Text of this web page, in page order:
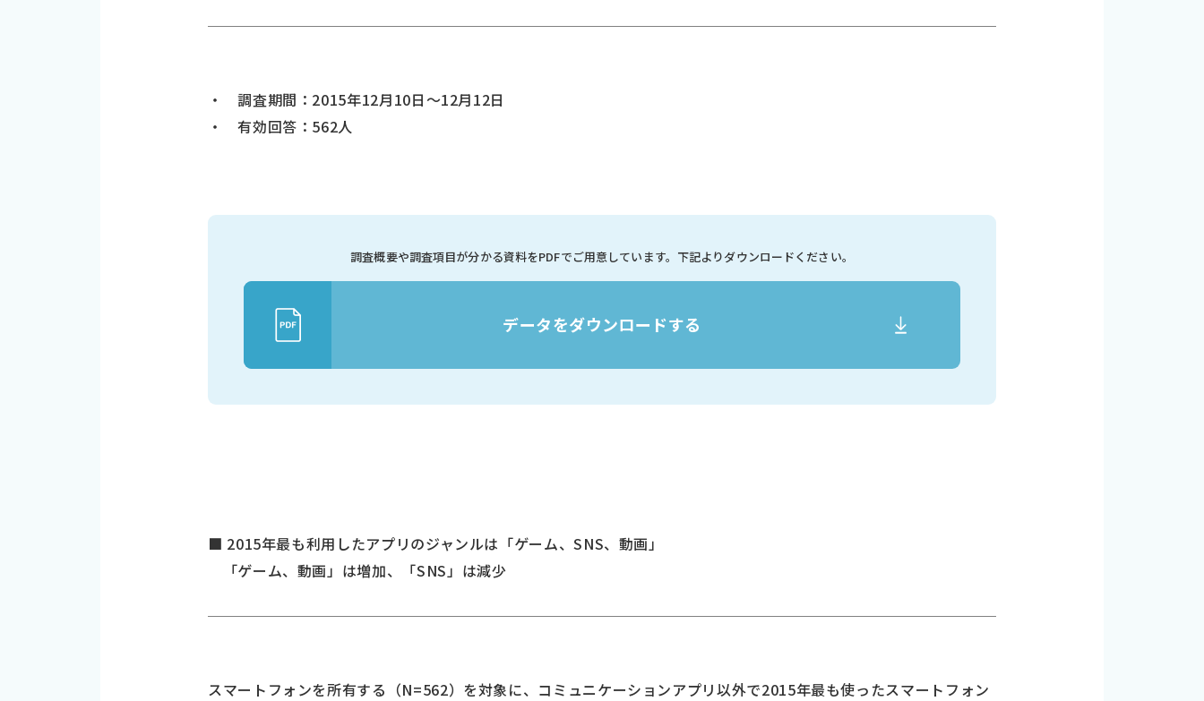
・ 調査期間：2015年12月10日～12月12日
・ 有効回答：562人
調査概要や調査項目が分かる資料をPDFでご用意しています。 下記よりダウンロードください。
データをダウンロードする
■ 2015年最も利用したアプリのジャンルは「ゲーム、SNS、動画」
「ゲーム、動画」は増加、「SNS」は減少
スマートフォンを所有する（N=562）を対象に、コミュニケーションアプリ以外で2015年最も使ったスマートフォン